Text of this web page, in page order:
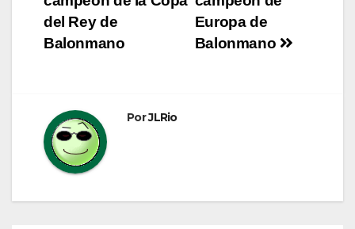
de
entradas
Europa de
Balonmano
del Rey de
Balonmano
PorJLRio